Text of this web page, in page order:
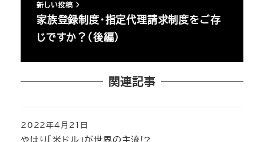
新しい投稿
家族登録制度・指定代理請求制度をご存
じですか？（後編）
関連記事
やはり「米ドル」が世界の主流!?
投稿日
2022年4月21日